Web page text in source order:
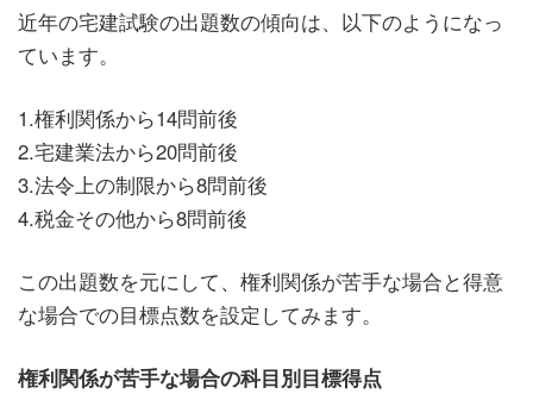
近年の宅建試験の出題数の傾向は、以下のようになっ
ています。
1.権利関係から14問前後
2.宅建業法から20問前後
3.法令上の制限から8問前後
4.税金その他から8問前後
この出題数を元にして、権利関係が苦手な場合と得意
な場合での目標点数を設定してみます。
権利関係が苦手な場合の科目別目標得点